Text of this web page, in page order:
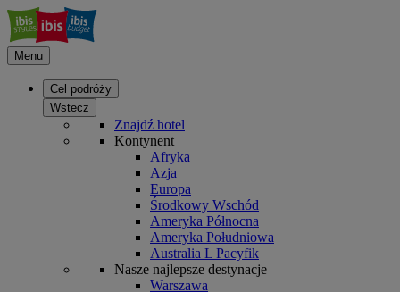
Menu
Cel podróży
Wstecz
Znajdź hotel
Kontynent
Afryka
Azja
Europa
Środkowy Wschód
Ameryka Północna
Ameryka Południowa
Australia L Pacyfik
Nasze najlepsze destynacje
Warszawa